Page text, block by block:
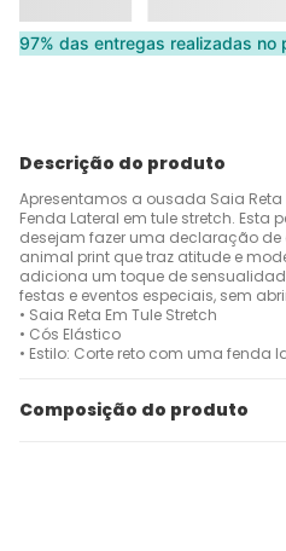
97% das entregas realizadas no
Descrição do produto
Apresentamos a ousada Saia
Fenda Lateral em tule stretch. Esta
desejam fazer uma declaração
animal print que traz atitude e
adiciona um toque de
festas e eventos especiais, sem
• Saia Reta Em Tule Stretch
• Cós Elástico
• Estilo: Corte reto com uma
Composição do produto